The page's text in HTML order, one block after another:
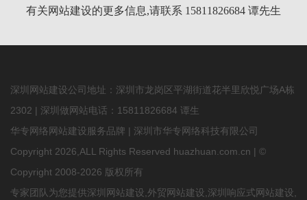
有关网站建设的更多信息,请联系 15811826684 谭先生
深圳网站建设公司地址：深圳市龙岗区平湖街道花半里欣悦广场A栋
2302 | 深圳做网站电话： 15811826684 谭生
华专网络网站建设服务品牌 | 深圳市华专网络科技有限公司
Copyright 2026,ALL Rights Reserved huazhuan.com.cn | ©
Copyright 2008-2026 版权所有
专家团队为您提供深圳网站建设 外贸网站建设 ,深圳响应式网站建设,